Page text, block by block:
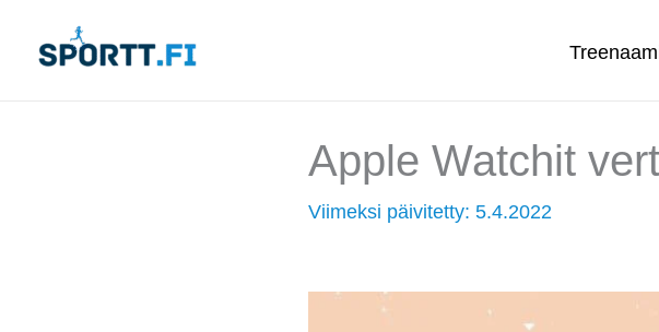
sisältöön
Apple Watchit
Viimeksi päivitetty: 5.4.2022